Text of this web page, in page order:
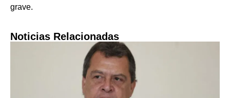
grave.
Noticias Relacionadas